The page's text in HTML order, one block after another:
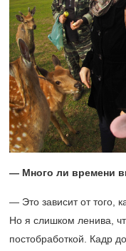
— Много ли времени
— Это зависит от того,
Но я слишком ленива,
постобработкой. Кадр